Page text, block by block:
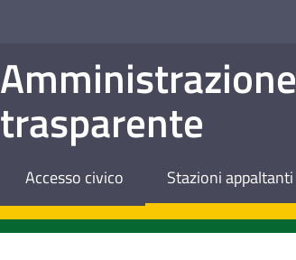
Amministrazione
trasparente
Accesso civico Stazioni appaltanti